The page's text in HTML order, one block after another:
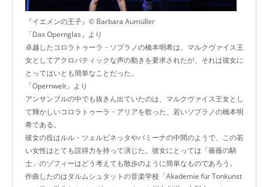
『イエメンの王子』© Barbara Aumüller
「Das Opernglas」より
卓越したコロラトゥーラ・ソプラノの橋本明希は、マルクヴァイス王
女としてアクロバティックな声の動きを要求されたが、それは彼女に
とってはいとも簡単なことだった。
「Opernwelt」より
アンサンブルの中でも抜きん出ていたのは、マルクヴァイス王女とし
て輝かしいコロラトゥーラ・アリアを歌った、若いソプラノの橋本明
希である。
彼女の役はルル・ツェルビネッタやパミーナの中間のようで、この若
い女性はとても説得力を持って演じた。彼女にとっては「薔薇の騎
士」のゾフィーはどう考えても散歩のように簡単なものであろう。
作曲したのはダルムシュタットの音楽学校「Akademie für Tonkunst